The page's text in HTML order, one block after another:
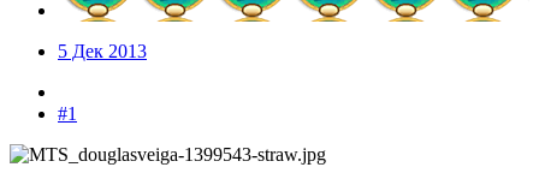
5 Дек 2013
#1